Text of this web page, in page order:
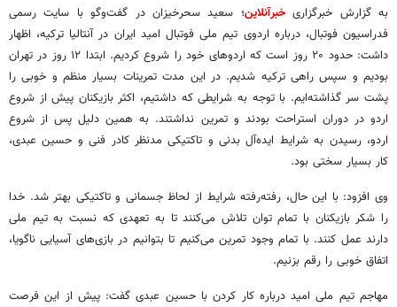
به گزارش خبرگزاریخبرآنلاین؛ سعید سحرخیزان در گفت‌وگو با سایت رسمی
فدراسیون فوتبال، درباره اردوی تیم ملی فوتبال امید ایران در آنتالیا ترکیه، اظهار
داشت: حدود ۲۰ روز است که اردوهای خود را شروع کردیم. ابتدا ۱۲ روز در تهران
بودیم و سپس راهی ترکیه شدیم. در این مدت تمرینات بسیار منظم و خوبی را
پشت سر گذاشته‌ایم. با توجه به شرایطی که داشتیم، اکثر بازیکنان پیش از شروع
اردو در دوران استراحت بودند و تمرین نداشتند. به همین دلیل پس از شروع
اردو، رسیدن به شرایط ایده‌آل بدنی و تاکتیکی مدنظر کادر فنی و حسین عبدی،
کار بسیار سختی بود.
وی افزود: با این حال، رفته‌رفته شرایط از لحاظ جسمانی و تاکتیکی بهتر شد. خدا
را شکر بازیکنان با تمام توان تلاش می‌کنند تا به تعهدی که نسبت به تیم ملی
دارند عمل کنند. با تمام وجود تمرین می‌کنیم تا بتوانیم در بازی‌های آسیایی ناگویا،
اتفاق خوبی را رقم بزنیم.
مهاجم تیم ملی امید درباره کار کردن با حسین عبدی گفت: پیش از این فرصت